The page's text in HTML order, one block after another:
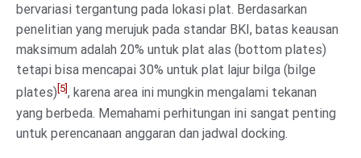
bervariasi tergantung pada lokasi plat. Berdasarkan
penelitian yang merujuk pada standar BKI, batas keausan
maksimum adalah 20% untuk plat alas (bottom plates)
tetapi bisa mencapai 30% untuk plat lajur bilga (bilge
plates) [5] , karena area ini mungkin mengalami tekanan
yang berbeda. Memahami perhitungan ini sangat penting
untuk perencanaan anggaran dan jadwal docking.